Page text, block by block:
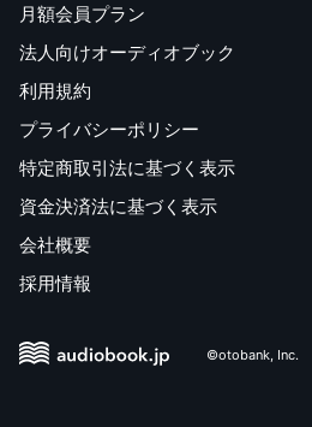
冴え渡る星が湖に降ってきそう
る私
翼広げる白鳥 餌を啄む鴨 いろ
逃げないで夕焼けの街の流れに
が見えてきた
が頻用され、短歌の枠組みが変容
理由が問われることもある。しか
られない現実とその思いを託すの
ものとしてあった。『薄氷』は作
月額会員プラン
法人向けオーディオブック
利用規約
プライバシーポリシー
特定商取引法に基づく表示
資金決済法に基づく表示
会社概要
採用情報
©otobank, Inc.